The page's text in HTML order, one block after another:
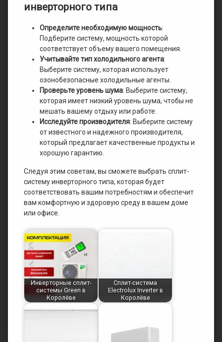
инверторного типа
Определите необходимую мощность:
Подберите систему, мощность которой
соответствует объему вашего помещения.
Учитывайте тип холодильного агента:
Выберите систему, которая использует
озонобезопасные холодильные агенты.
Проверьте уровень шума: Выберите систему,
которая имеет низкий уровень шума, чтобы не
мешать вашему отдыху или работе.
Исследуйте производителя: Выберите систему
от известного и надежного производителя,
который предлагает качественные продукты и
хорошую гарантию.
Следуя этим советам, вы сможете выбрать сплит-
систему инверторного типа, которая будет
соответствовать вашим потребностям и обеспечит
вам комфортную и здоровую среду в вашем доме
или офисе.
Инверторные сплит-
системы Green в
Королёве
Сплит-система
Electrolux Inverter в
Королёве